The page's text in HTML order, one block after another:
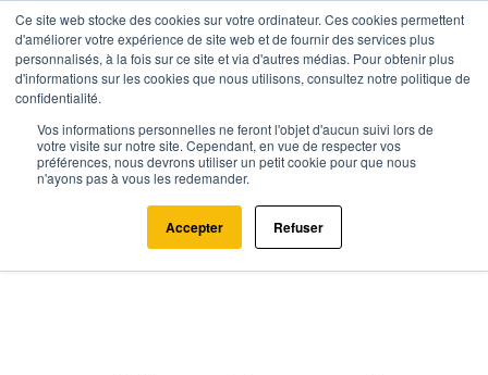
Ce site web stocke des cookies sur votre ordinateur. Ces cookies permettent
d'améliorer votre expérience de site web et de fournir des services plus
personnalisés, à la fois sur ce site et via d'autres médias. Pour obtenir plus
d'informations sur les cookies que nous utilisons, consultez notre politique de
confidentialité.
Vos informations personnelles ne feront l'objet d'aucun suivi lors de
votre visite sur notre site. Cependant, en vue de respecter vos
préférences, nous devrons utiliser un petit cookie pour que nous
n'ayons pas à vous les redemander.
Accepter Refuser
Agence.immo Prix immobilier Hauts-de-France Oise
Villers-sur-Coudun (60150)
Estimation immobilière à Villers-
sur-Coudun : Prix m² 2026